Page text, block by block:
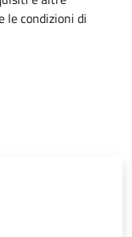
le condizioni di